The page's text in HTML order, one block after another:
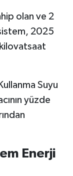
olan ve 2
2025
Suyu
yüzde
Enerji